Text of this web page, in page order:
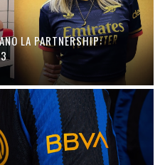
LA PARTNERSHIP: